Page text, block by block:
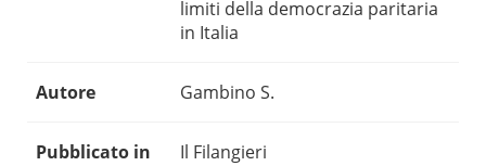
limiti della democrazia paritaria
in Italia
Autore Gambino S.
Pubblicato in Il Filangieri